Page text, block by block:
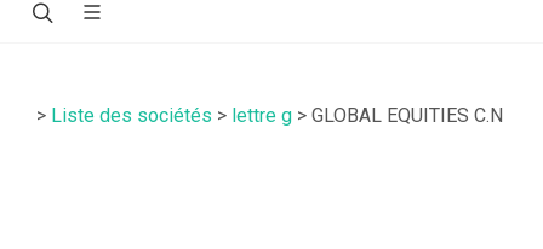
> Liste des sociétés > lettre g > GLOBAL EQUITIES C.N